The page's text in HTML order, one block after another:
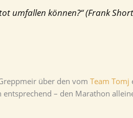
umfallen können?“ (Frank
über den vom Team Tomj
– den Marathon